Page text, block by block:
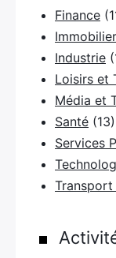
Finance
Industrie
Loisirs et
Média et
Santé (13)
Services